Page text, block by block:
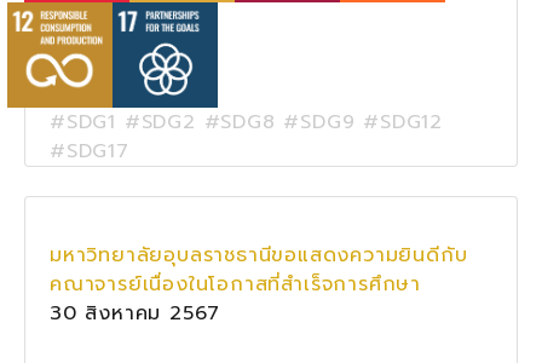
#SDG1 #SDG2 #SDG8 #SDG9 #SDG12
#SDG17
มหาวิทยาลัยอุบลราชธานีขอแสดงความยินดีกับ
คณาจารย์เนื่องในโอกาสที่สำเร็จการศึกษา
30 สิงหาคม 2567